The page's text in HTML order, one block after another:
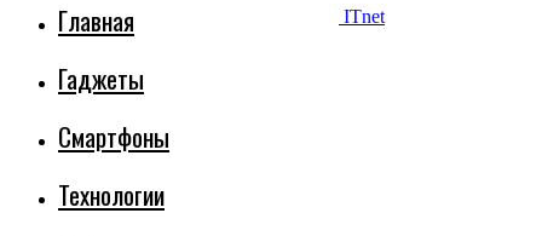
ITnet
Главная
Гаджеты
Смартфоны
Технологии